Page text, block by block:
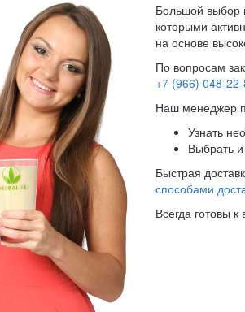
Большой выбор
которыми
на основе
По вопросам
+7 (966) 048-
Наш менеджер
Узнать
Выбрать
Быстрая
способами
Всегда готовы